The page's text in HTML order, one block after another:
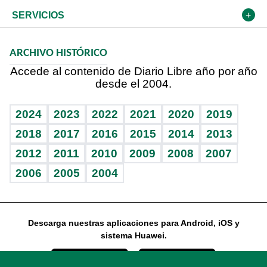
Resto del mundo
Economía personal
Podcast Arte Libre
Vida y familia
Eñe
Celebrando la vida
Sin complejos
En pocas palabras
Escuchando al corazón
Economía Personal
Más deportes
BRV
TBT Deportivo
Frente al Statu Quo
Ágora
Cambio climático
Opinión
Hecho en casa
Guía del dinero
SERVICIOS
Cumpleaños
Horóscopos
ARCHIVO HISTÓRICO
Accede al contenido de Diario Libre año por año
desde el 2004.
2024 2023 2022 2021 2020
2019
2018
2017 2016 2015 2014
2013
2012
2011 2010 2009 2008
2007
2006
2005 2004
Descarga nuestras aplicaciones para Android, iOS y
sistema Huawei.